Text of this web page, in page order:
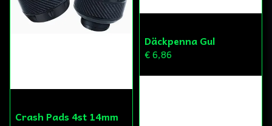
Crash Pads 4st 14mm
Däckpenna Gul
€ 6,86